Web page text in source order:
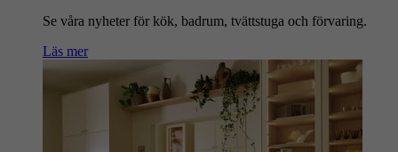
Se våra nyheter för kök, badrum, tvättstuga och förvaring.
Läs mer